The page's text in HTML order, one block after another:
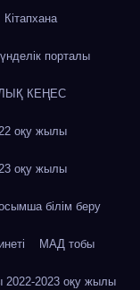
Кітапхана
порталы
КЕҢЕС
оқу жылы
оқу жылы
білім беру
МАД тобы
2022-2023 оқу жылы